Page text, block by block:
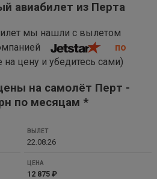
авиабилет из Перта
мы нашли с вылетом
по
цену и убедитесь сами)
на самолёт Перт -
по месяцам *
22.08.26
12 875 ₽